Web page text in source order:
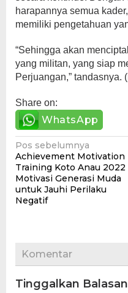
harapannya semua
memiliki pengetahuan
“Sehingga akan
yang militan, yang siap
Perjuangan,” tandasnya.
Share on:
WhatsApp
Navigasi
pos
Pos sebelumnya
Achievement Motivation
Training Koto Anau 2022
Motivasi Generasi Muda
untuk Jauhi Perilaku
Negatif
Komentar
Tinggalkan Balasan